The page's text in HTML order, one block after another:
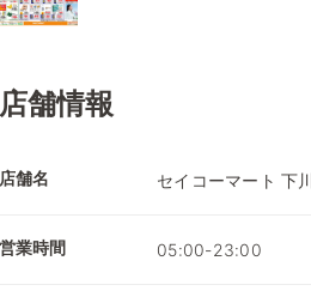
店舗情報
店舗名 セイコーマート 下
営業時間 05:00-23:00